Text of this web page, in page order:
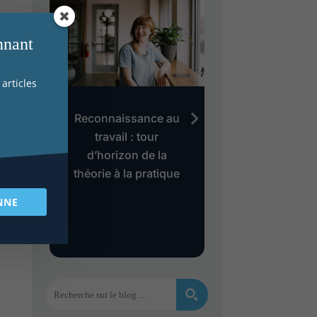
Reconnaissance au
travail : tour
d’horizon de la
théorie à la pratique
articles